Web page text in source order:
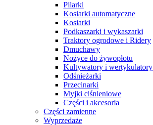
Pilarki
Kosiarki automatyczne
Kosiarki
Podkaszarki i wykaszarki
Traktory ogrodowe i Ridery
Dmuchawy
Nożyce do żywopłotu
Kultywatory i wertykulatory
Odśnieżarki
Przecinarki
Myjki ciśnieniowe
Części i akcesoria
Części zamienne
Wyprzedaże